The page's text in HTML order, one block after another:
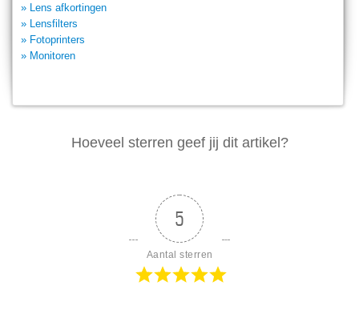
» Lens afkortingen
» Lensfilters
» Fotoprinters
» Monitoren
Hoeveel sterren geef jij dit artikel?
5
Aantal sterren